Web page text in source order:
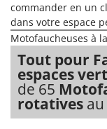
commander en un
dans votre espace
Motofaucheuses à
Tout pour
espaces
de 65
rotatives